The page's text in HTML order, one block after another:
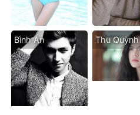
Bình An Thu Quỳnh